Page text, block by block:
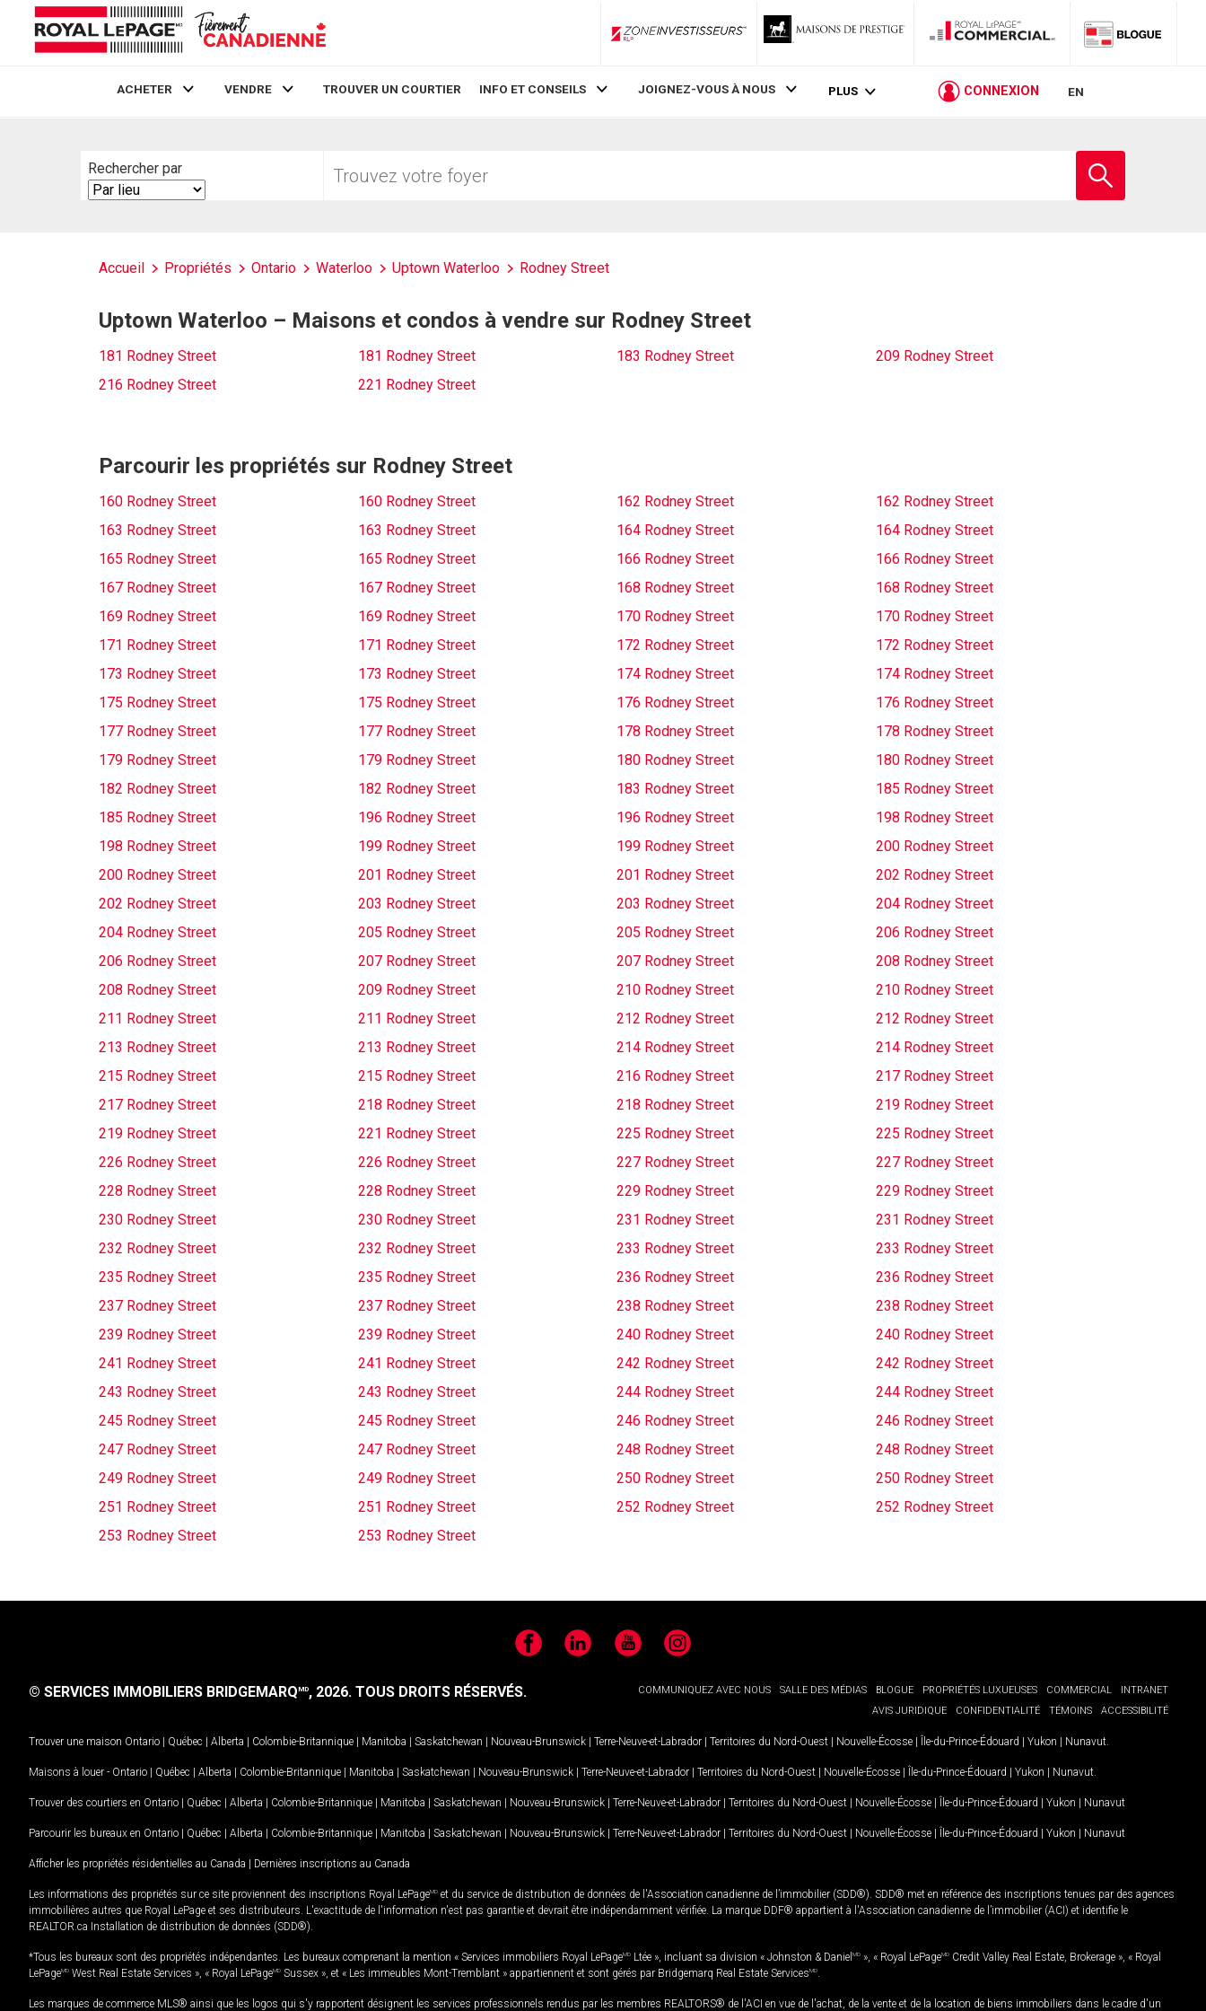
ZoneInvestisseurs RLP
ACHETER VENDRE TROUVER UN COURTIER INFO ET CONSEILS JOIGNEZ-VOUS À NOUS PLUS CONNEXION EN
Rechercher par
Search
By
votre
Accueil Propriétés Ontario Waterloo Uptown Waterloo Rodney Street
Uptown Waterloo – Maisons et condos à vendre sur Rodney Street
181 Rodney Street 181 Rodney Street 183 Rodney Street
209 Rodney Street
216 Rodney Street
221 Rodney Street
Parcourir les propriétés sur Rodney Street
160 Rodney Street 160 Rodney Street 162 Rodney Street
162 Rodney Street
163 Rodney Street
163 Rodney Street 164 Rodney Street
164 Rodney Street
165 Rodney Street
165 Rodney Street 166 Rodney Street
166 Rodney Street
167 Rodney Street
167 Rodney Street 168 Rodney Street
168 Rodney Street
169 Rodney Street
169 Rodney Street 170 Rodney Street
170 Rodney Street
171 Rodney Street
171 Rodney Street 172 Rodney Street
172 Rodney Street
173 Rodney Street
173 Rodney Street 174 Rodney Street
174 Rodney Street
175 Rodney Street
175 Rodney Street 176 Rodney Street
176 Rodney Street
177 Rodney Street
177 Rodney Street 178 Rodney Street
178 Rodney Street
179 Rodney Street
179 Rodney Street 180 Rodney Street
180 Rodney Street
182 Rodney Street
182 Rodney Street 183 Rodney Street
185 Rodney Street
185 Rodney Street
196 Rodney Street 196 Rodney Street
198 Rodney Street
198 Rodney Street
199 Rodney Street 199 Rodney Street
200 Rodney Street
200 Rodney Street
201 Rodney Street 201 Rodney Street
202 Rodney Street
202 Rodney Street
203 Rodney Street 203 Rodney Street
204 Rodney Street
204 Rodney Street
205 Rodney Street 205 Rodney Street
206 Rodney Street
206 Rodney Street
207 Rodney Street 207 Rodney Street
208 Rodney Street
208 Rodney Street
209 Rodney Street 210 Rodney Street
210 Rodney Street
211 Rodney Street
211 Rodney Street 212 Rodney Street
212 Rodney Street
213 Rodney Street
213 Rodney Street 214 Rodney Street
214 Rodney Street
215 Rodney Street
215 Rodney Street 216 Rodney Street
217 Rodney Street
217 Rodney Street
218 Rodney Street 218 Rodney Street
219 Rodney Street
219 Rodney Street
221 Rodney Street 225 Rodney Street
225 Rodney Street
226 Rodney Street
226 Rodney Street 227 Rodney Street
227 Rodney Street
228 Rodney Street
228 Rodney Street 229 Rodney Street
229 Rodney Street
230 Rodney Street
230 Rodney Street 231 Rodney Street
231 Rodney Street
232 Rodney Street
232 Rodney Street 233 Rodney Street
233 Rodney Street
235 Rodney Street
235 Rodney Street 236 Rodney Street
236 Rodney Street
237 Rodney Street
237 Rodney Street 238 Rodney Street
238 Rodney Street
239 Rodney Street
239 Rodney Street 240 Rodney Street
240 Rodney Street
241 Rodney Street
241 Rodney Street 242 Rodney Street
242 Rodney Street
243 Rodney Street
243 Rodney Street 244 Rodney Street
244 Rodney Street
245 Rodney Street
245 Rodney Street 246 Rodney Street
246 Rodney Street
247 Rodney Street
247 Rodney Street 248 Rodney Street
248 Rodney Street
249 Rodney Street
249 Rodney Street 250 Rodney Street
250 Rodney Street
251 Rodney Street
251 Rodney Street 252 Rodney Street
252 Rodney Street
253 Rodney Street
253 Rodney Street
FacebookLinkedIn YouTubeInstagram
COMMUNIQUEZ AVEC NOUS SALLE DES MÉDIAS BLOGUE PROPRIÉTÉS LUXUEUSES COMMERCIAL
INTRANET
AVIS JURIDIQUE
CONFIDENTIALITÉ TÉMOINS ACCESSIBILITÉ
© SERVICES IMMOBILIERS BRIDGEMARQMD, 2026. TOUS DROITS RÉSERVÉS.
Trouver une maison Ontario | Québec | Alberta | Colombie-Britannique | Manitoba | Saskatchewan | Nouveau-Brunswick | Terre-Neuve-et-Labrador | Territoires du Nord-Ouest | Nouvelle-Écosse | Île-du-Prince-Édouard | Yukon | Nunavut
Maisons à louer - Ontario | Québec | Alberta | Colombie-Britannique | Manitoba | Saskatchewan | Nouveau-Brunswick | Terre-Neuve-et-Labrador | Territoires du Nord-Ouest | Nouvelle-Écosse | Île-du-Prince-Édouard | Yukon | Nunavut
Trouver des courtiers en Ontario | Québec | Alberta | Colombie-Britannique | Manitoba | Saskatchewan | Nouveau-Brunswick | Terre-Neuve-et-Labrador | Territoires du Nord-Ouest | Nouvelle-Écosse | Île-du-Prince-Édouard | Yukon | Nunavut
Parcourir les bureaux en Ontario | Québec | Alberta | Colombie-Britannique | Manitoba | Saskatchewan | Nouveau-Brunswick | Terre-Neuve-et-Labrador | Territoires du Nord-Ouest | Nouvelle-Écosse | Île-du-Prince-Édouard | Yukon | Nunavut
Afficher les propriétés résidentielles au Canada | Dernières inscriptions au Canada
Les informations des propriétés sur ce site proviennent des inscriptions Royal LePageMD et du service de distribution de données de l'Association canadienne de l’immobilier (SDD®). SDD® met en référence des inscriptions tenues par des agences
immobilières autres que Royal LePage et ses distributeurs. L'exactitude de l'information n'est pas garantie et devrait être indépendamment vérifiée. La marque DDF® appartient à l'Association canadienne de l’immobilier (ACI) et identifie le
REALTOR.ca Installation de distribution de données (SDD®).
*Tous les bureaux sont des propriétés indépendantes. Les bureaux comprenant la mention « Services immobiliers Royal LePageMD Ltée », incluant sa division « Johnston & Daniel MD », « Royal LePageMD Credit Valley Real Estate, Brokerage », « Royal
LePageMD West Real Estate Services », « Royal LePageMD Sussex », et « Les immeubles Mont-Tremblant » appartiennent et sont gérés par Bridgemarq Real Estate ServicesMD
Les marques de commerce MLS® ainsi que les logos qui s'y rapportent désignent les services professionnels rendus par les membres REALTORS® de l'ACI en vue de l'achat, de la vente et de la location de biens immobiliers dans le cadre d'un